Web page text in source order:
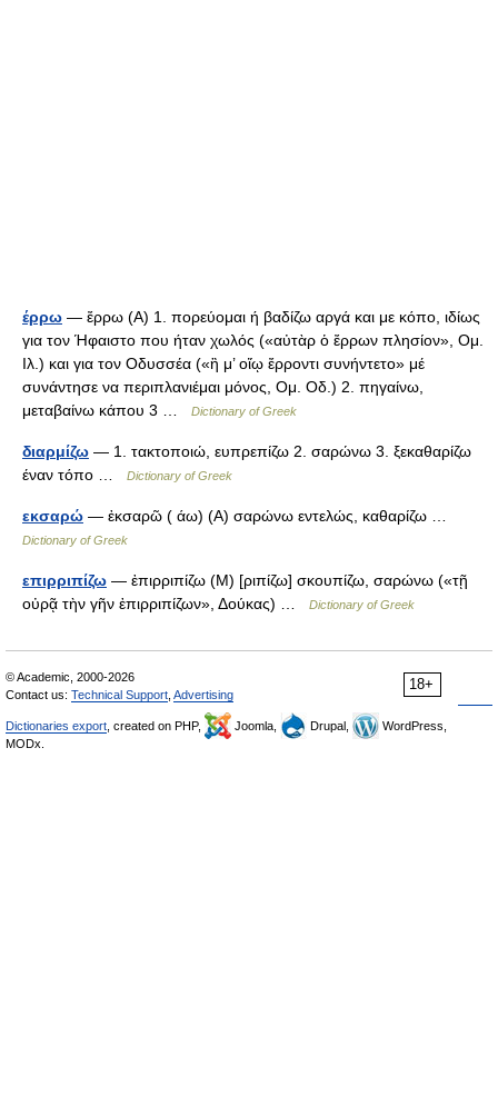
έρρω — ἔρρω (Α) 1. πορεύομαι ή βαδίζω αργά και με κόπο, ιδίως
για τον Ήφαιστο που ήταν χωλός («αὐτὰρ ὁ ἔρρων πλησίον», Ομ.
Ιλ.) και για τον Οδυσσέα («ἣ μ’ οἴῳ ἔρροντι συνήντετο» μέ
συνάντησε να περιπλανιέμαι μόνος, Ομ. Οδ.) 2. πηγαίνω,
μεταβαίνω κάπου 3 …
Dictionary of Greek
διαρμίζω — 1. τακτοποιώ, ευπρεπίζω 2. σαρώνω 3. ξεκαθαρίζω
έναν τόπο …
Dictionary of Greek
εκσαρώ — ἐκσαρῶ ( άω) (Α) σαρώνω εντελώς, καθαρίζω …
Dictionary of Greek
επιρριπίζω — ἐπιρριπίζω (Μ) [ριπίζω] σκουπίζω, σαρώνω («τῇ
οὐρᾷ τὴν γῆν ἐπιρριπίζων», Δούκας) …
Dictionary of Greek
18+
© Academic, 2000-2026
Contact us: Technical Support Advertising
Dictionaries export , created on PHP, Joomla, Drupal,
WordPress,
MODx.